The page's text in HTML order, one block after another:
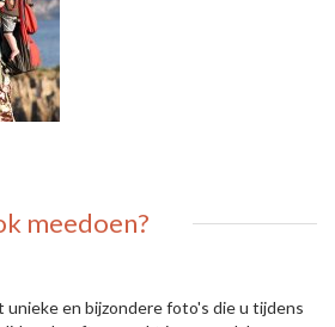
meedoen?
en bijzondere foto's die u tijdens